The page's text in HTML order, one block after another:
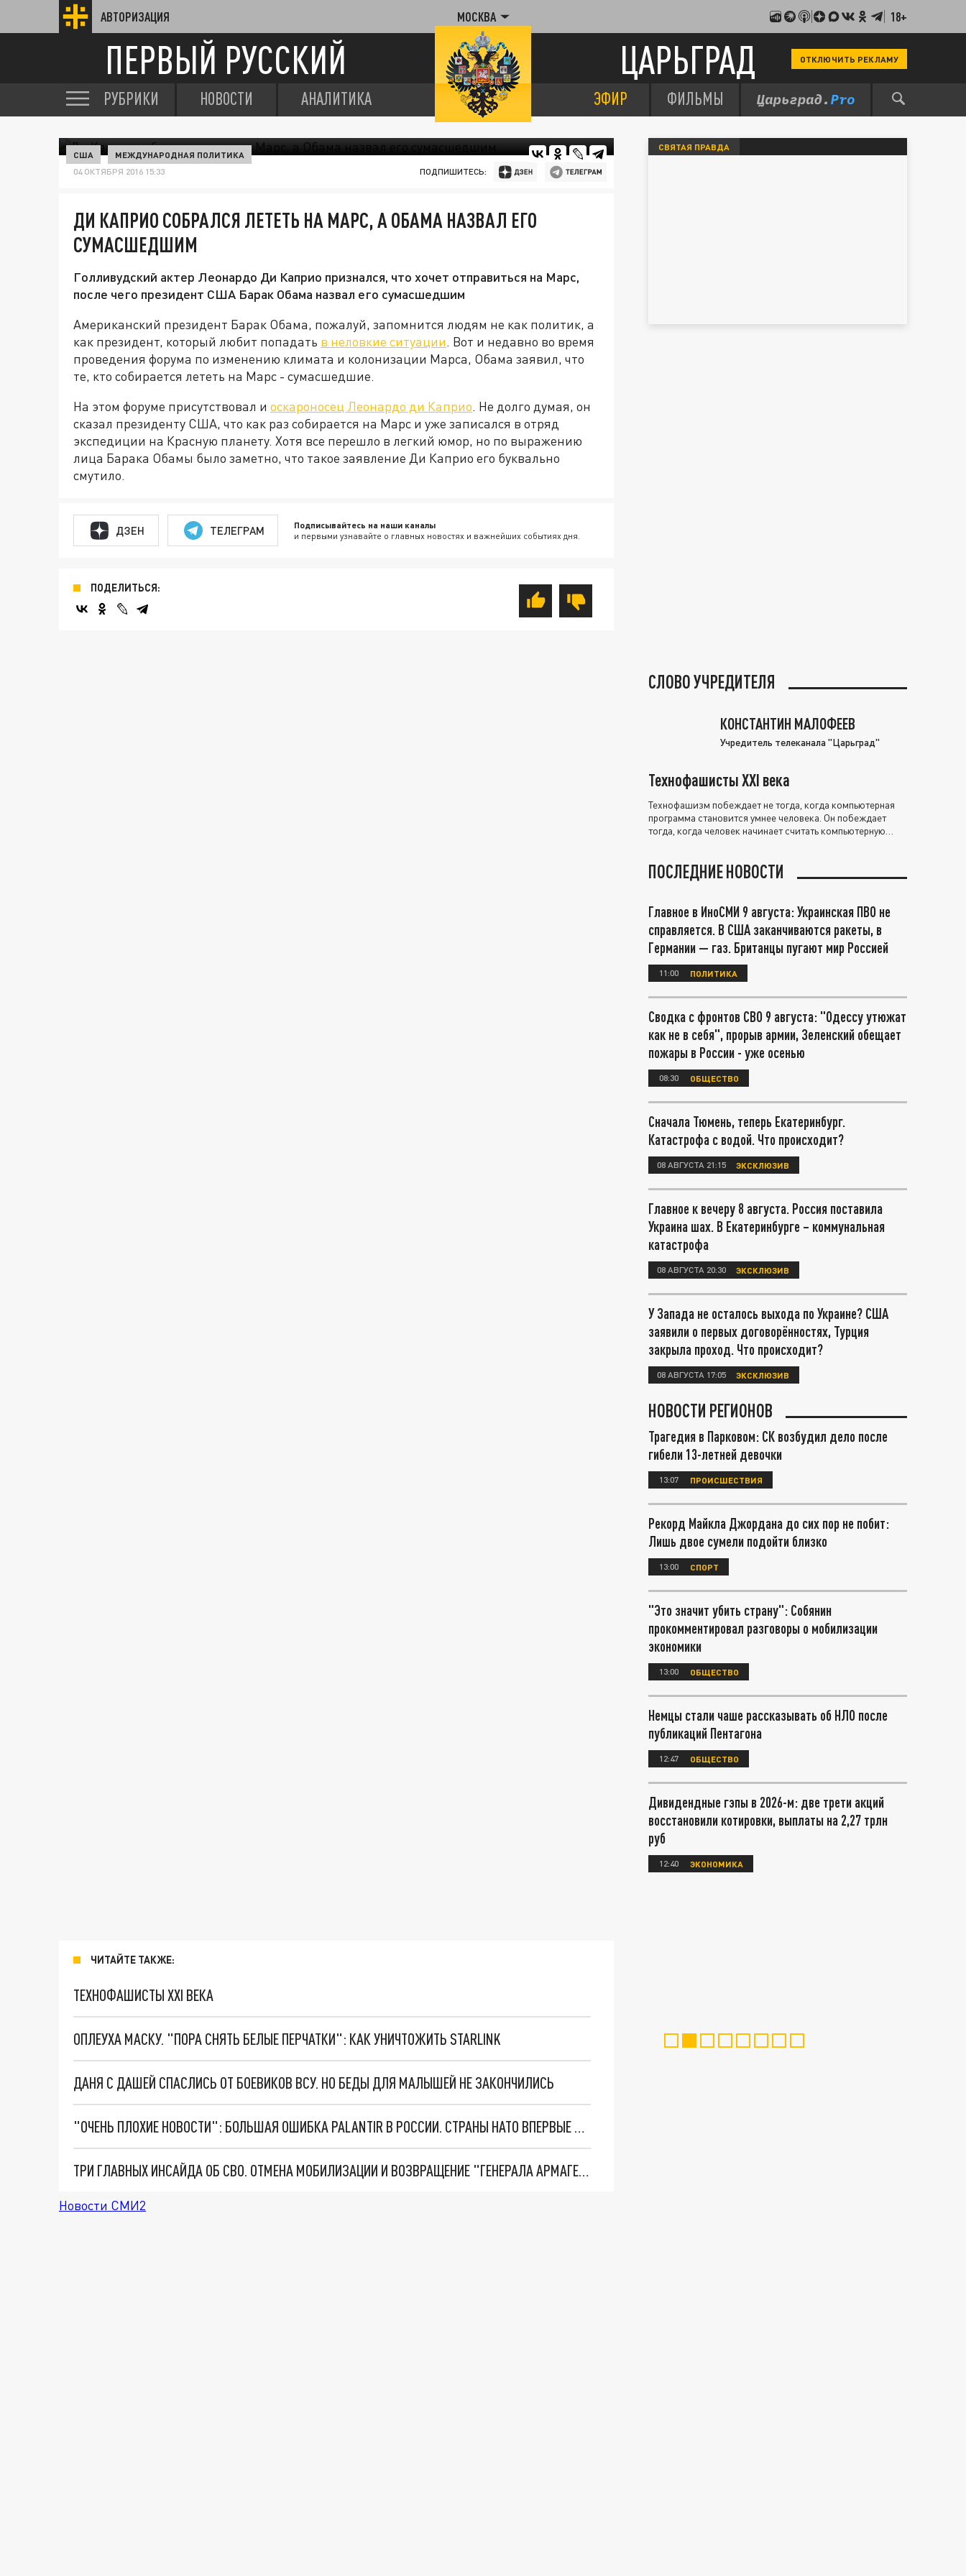
АВТОРИЗАЦИЯ МОСКВА 18+
ПЕРВЫЙ РУССКИЙ ЦАРЬГРАД ОТКЛЮЧИТЬ РЕКЛАМУ
РУБРИКИ НОВОСТИ АНАЛИТИКА ЭФИР ФИЛЬМЫ
США МЕЖДУНАРОДНАЯ ПОЛИТИКА
04 ОКТЯБРЯ 2016 15:33 ПОДПИШИТЕСЬ:
ДИ КАПРИО СОБРАЛСЯ ЛЕТЕТЬ НА МАРС, А ОБАМА НАЗВАЛ ЕГО
СУМАСШЕДШИМ
Голливудский актер Леонардо Ди Каприо признался, что хочет отправиться на Марс,
после чего президент США Барак Обама назвал его сумасшедшим
Американский президент Барак Обама, пожалуй, запомнится людям не как политик, а
как президент, который любит попадать в неловкие ситуации. Вот и недавно во время
проведения форума по изменению климата и колонизации Марса, Обама заявил, что
те, кто собирается лететь на Марс - сумасшедшие.
На этом форуме присутствовал и оскароносец Леонардо ди Каприо. Не долго думая, он
сказал президенту США, что как раз собирается на Марс и уже записался в отряд
экспедиции на Красную планету. Хотя все перешло в легкий юмор, но по выражению
лица Барака Обамы было заметно, что такое заявление Ди Каприо его буквально
смутило.
ДЗЕН ТЕЛЕГРАМ Подписывайтесь на наши каналы
и первыми узнавайте о главных новостях и важнейших событиях дня.
ПОДЕЛИТЬСЯ:
ЧИТАЙТЕ ТАКЖЕ:
ТЕХНОФАШИСТЫ XXI ВЕКА
ОПЛЕУХА МАСКУ. "ПОРА СНЯТЬ БЕЛЫЕ ПЕРЧАТКИ": КАК УНИЧТОЖИТЬ STARLINK
ДАНЯ С ДАШЕЙ СПАСЛИСЬ ОТ БОЕВИКОВ ВСУ. НО БЕДЫ ДЛЯ МАЛЫШЕЙ НЕ ЗАКОНЧИЛИСЬ
"ОЧЕНЬ ПЛОХИЕ НОВОСТИ": БОЛЬШАЯ ОШИБКА PALANTIR В РОССИИ. СТРАНЫ НАТО ВПЕРВЫЕ ЗА СВО ОСТАНОВИЛИ ПОСТАВКИ ОРУЖИЯ. ВСУ ТЕРЯЮТ ПРИГРАНИЧЬЕ?
ТРИ ГЛАВНЫХ ИНСАЙДА ОБ СВО. ОТМЕНА МОБИЛИЗАЦИИ И ВОЗВРАЩЕНИЕ "ГЕНЕРАЛА АРМАГЕДДОНА"? ОТЛИЧНЫЕ НОВОСТИ, КОТОРЫЕ ЖДАЛИ ВСЕ
Новости СМИ2
СВЯТАЯ ПРАВДА
СЛОВО УЧРЕДИТЕЛЯ
КОНСТАНТИН МАЛОФЕЕВ
Учредитель телеканала "Царьград"
Технофашисты XXI века
Технофашизм побеждает не тогда, когда компьютерная
программа становится умнее человека. Он побеждает
тогда, когда человек начинает считать компьютерную
ПОСЛЕДНИЕ НОВОСТИ
Главное в ИноСМИ 9 августа: Украинская ПВО не
справляется. В США заканчиваются ракеты, в
Германии — газ. Британцы пугают мир Россией
11:00 ПОЛИТИКА
Сводка с фронтов СВО 9 августа: "Одессу утюжат
как не в себя", прорыв армии, Зеленский обещает
пожары в России - уже осенью
08:30 ОБЩЕСТВО
Сначала Тюмень, теперь Екатеринбург.
Катастрофа с водой. Что происходит?
08 АВГУСТА 21:15 ЭКСКЛЮЗИВ
Главное к вечеру 8 августа. Россия поставила
Украина шах. В Екатеринбурге – коммунальная
катастрофа
08 АВГУСТА 20:30 ЭКСКЛЮЗИВ
У Запада не осталось выхода по Украине? США
заявили о первых договорённостях, Турция
закрыла проход. Что происходит?
08 АВГУСТА 17:05 ЭКСКЛЮЗИВ
НОВОСТИ РЕГИОНОВ
Трагедия в Парковом: СК возбудил дело после
гибели 13-летней девочки
13:07 ПРОИСШЕСТВИЯ
Рекорд Майкла Джордана до сих пор не побит:
Лишь двое сумели подойти близко
13:00 СПОРТ
"Это значит убить страну": Собянин
прокомментировал разговоры о мобилизации
экономики
13:00 ОБЩЕСТВО
Немцы стали чаше рассказывать об НЛО после
публикаций Пентагона
12:47 ОБЩЕСТВО
Дивидендные гэпы в 2026-м: две трети акций
восстановили котировки, выплаты на 2,27 трлн
руб
12:40 ЭКОНОМИКА